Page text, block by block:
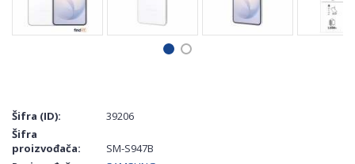
Šifra (ID):
39206
Šifra
proizvođača:
SM-S947B